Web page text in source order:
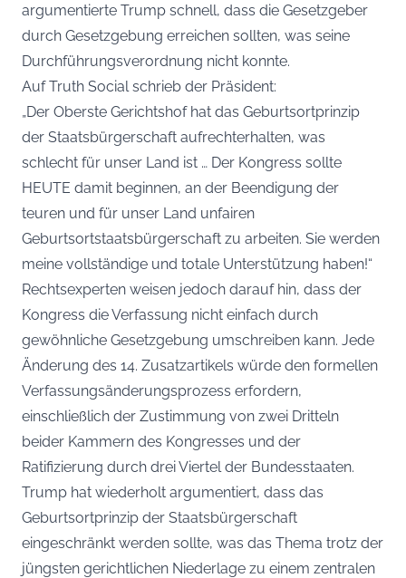
argumentierte Trump schnell, dass die Gesetzgeber
durch Gesetzgebung erreichen sollten, was seine
Durchführungsverordnung nicht konnte.
Auf Truth Social schrieb der Präsident:
„Der Oberste Gerichtshof hat das Geburtsortprinzip
der Staatsbürgerschaft aufrechterhalten, was
schlecht für unser Land ist … Der Kongress sollte
HEUTE damit beginnen, an der Beendigung der
teuren und für unser Land unfairen
Geburtsortstaatsbürgerschaft zu arbeiten. Sie werden
meine vollständige und totale Unterstützung haben!“
Rechtsexperten weisen jedoch darauf hin, dass der
Kongress die Verfassung nicht einfach durch
gewöhnliche Gesetzgebung umschreiben kann. Jede
Änderung des 14. Zusatzartikels würde den formellen
Verfassungsänderungsprozess erfordern,
einschließlich der Zustimmung von zwei Dritteln
beider Kammern des Kongresses und der
Ratifizierung durch drei Viertel der Bundesstaaten.
Trump hat wiederholt argumentiert, dass das
Geburtsortprinzip der Staatsbürgerschaft
eingeschränkt werden sollte, was das Thema trotz der
jüngsten gerichtlichen Niederlage zu einem zentralen